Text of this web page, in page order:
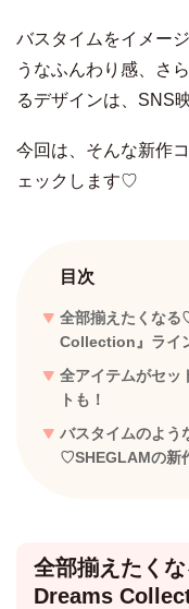
バスタイムをイメー
うなふんわり感、さ
るデザインは、SNS
今回は、そんな新作
ェックします♡
目次
全部揃えたくな
Collection』ライ
全アイテムがセッ
トも！
バスタイムのよう
♡SHEGLAMの新
全部揃えたく
Dreams